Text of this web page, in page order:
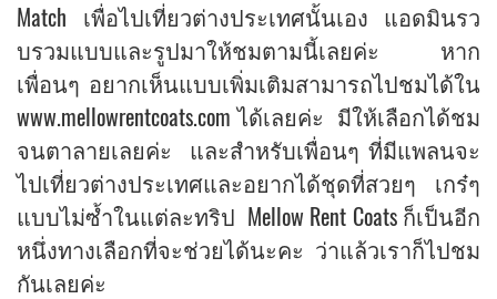
Match เพื่อไปเที่ยวต่างประเทศนั้นเอง แอดมินรว
บรวมแบบและรูปมาให้ชมตามนี้เลยค่ะ หาก
เพื่อนๆ อยากเห็นแบบเพิ่มเติมสามารถไปชมได้ใน
www.mellowrentcoats.com ได้เลยค่ะ มีให้เลือกได้ชม
จนตาลายเลยค่ะ และสำหรับเพื่อนๆ ที่มีแพลนจะ
ไปเที่ยวต่างประเทศและอยากได้ชุดที่สวยๆ เกร๋ๆ
แบบไม่ซ้ำในแต่ละทริป Mellow Rent Coats ก็เป็นอีก
หนึ่งทางเลือกที่จะช่วยได้นะคะ ว่าแล้วเราก็ไปชม
กันเลยค่ะ